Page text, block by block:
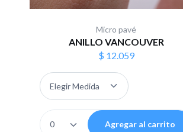
Micro pavé
ANILLO VANCOUVER
$ 12.059
Agregar al carrito